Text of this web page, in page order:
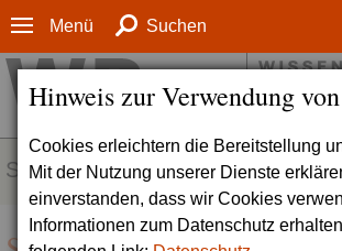
Hinweis zur Verwendung
Cookies erleichtern die Bereitstellung
Mit der Nutzung unserer Dienste
einverstanden, dass wir Cookies
Informationen zum Datenschutz
Menü Suchen
SERVICE